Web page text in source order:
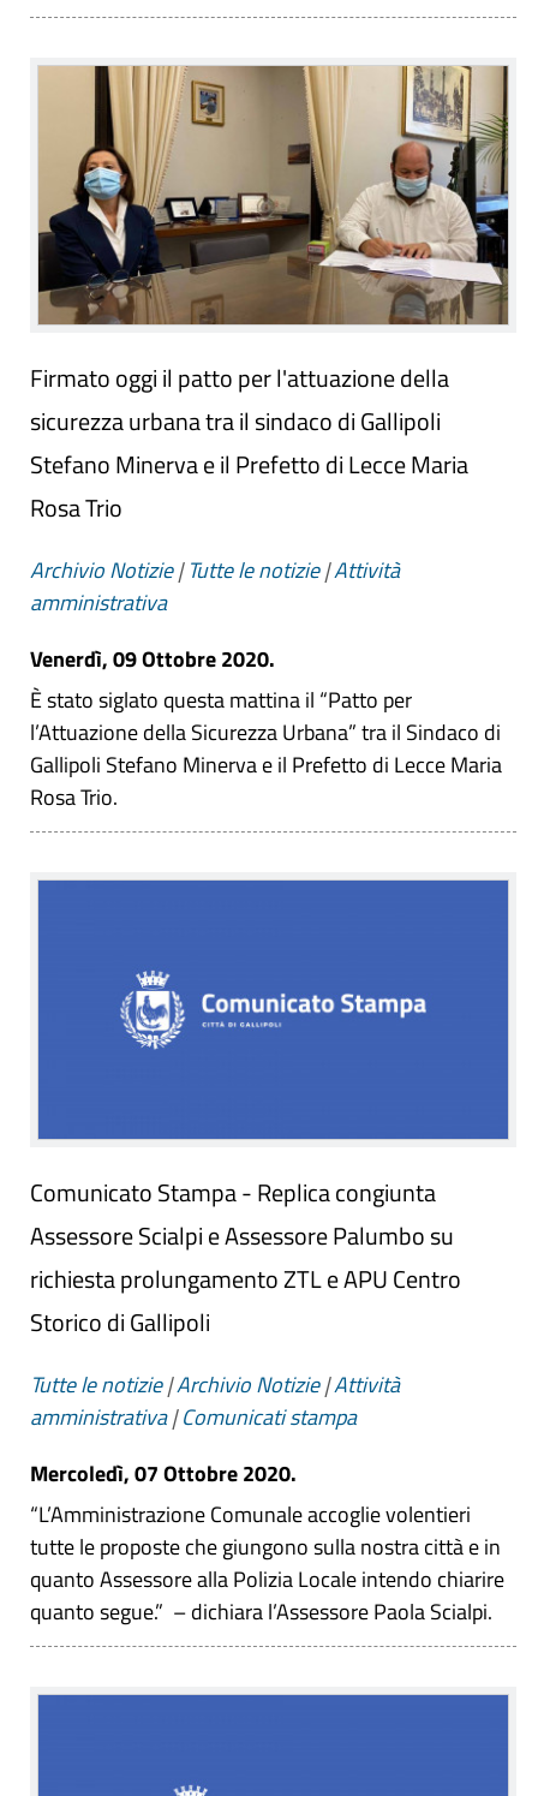
Firmato oggi il patto per l'attuazione della
sicurezza urbana tra il sindaco di Gallipoli
Stefano Minerva e il Prefetto di Lecce Maria
Rosa Trio
Archivio Notizie|Tutte le notizie|Attività
amministrativa
Venerdì, 09 Ottobre 2020.
È stato siglato questa mattina il “Patto per
l’Attuazione della Sicurezza Urbana” tra il Sindaco di
Gallipoli Stefano Minerva e il Prefetto di Lecce Maria
Rosa Trio.
Comunicato Stampa - Replica congiunta
Assessore Scialpi e Assessore Palumbo su
richiesta prolungamento ZTL e APU Centro
Storico di Gallipoli
Tutte le notizie|Archivio Notizie|Attività
amministrativa|Comunicati stampa
Mercoledì, 07 Ottobre 2020.
“L’Amministrazione Comunale accoglie volentieri
tutte le proposte che giungono sulla nostra città e in
quanto Assessore alla Polizia Locale intendo chiarire
quanto segue.” – dichiara l’Assessore Paola Scialpi.